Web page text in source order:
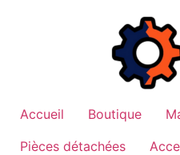
Accueil Boutique
Pièces détachées